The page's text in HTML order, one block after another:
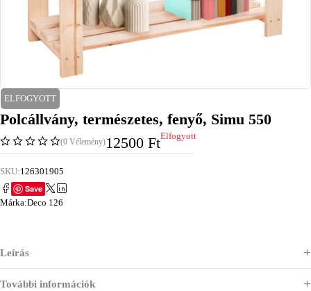
ELFOGYOTT
Polcállvány, természetes, fenyő, Simu 550
(0 Vélemény)12500 FtElfogyott
SKU:126301905
Save
Márka:Deco 126
Leírás
További információk